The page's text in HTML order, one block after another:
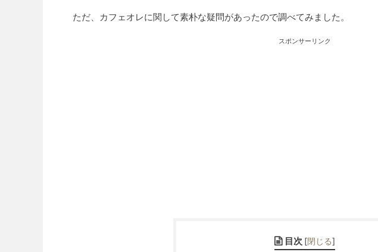
ただ、カフェオレに関して素朴な疑問があったので調べてみました。
スポンサーリンク
目次 [閉じる]